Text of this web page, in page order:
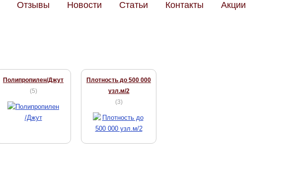
Отзывы Новости Статьи Контакты Акции
Полипропилен/Джут
(5)
Плотность до 500 000
узл.м/2
(3)